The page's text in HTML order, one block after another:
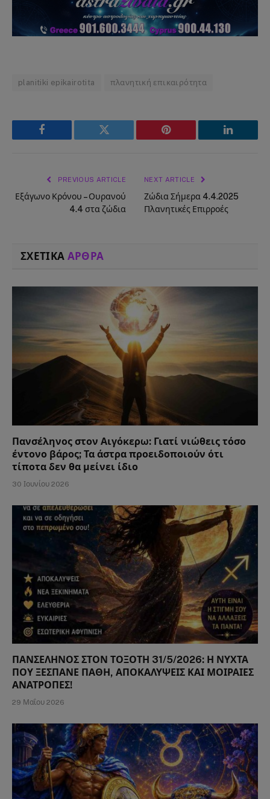
planitiki epikairotita πλανητική επικαιρότητα
Facebook Twitter Pinterest LinkedIn
PREVIOUS ARTICLE
Εξάγωνο Κρόνου – Ουρανού
4.4 στα ζώδια
NEXT ARTICLE
Ζώδια Σήμερα 4.4.2025
Πλανητικές Επιρροές
ΣΧΕΤΙΚΑ ΑΡΘΡΑ
Πανσέληνος στον Αιγόκερω: Γιατί νιώθεις τόσο
έντονο βάρος; Τα άστρα προειδοποιούν ότι
τίποτα δεν θα μείνει ίδιο
30 Ιουνίου 2026
ΠΑΝΣΕΛΗΝΟΣ ΣΤΟΝ ΤΟΞΟΤΗ 31/5/2026: Η ΝΥΧΤΑ
ΠΟΥ ΞΕΣΠΑΝΕ ΠΑΘΗ, ΑΠΟΚΑΛΥΨΕΙΣ ΚΑΙ ΜΟΙΡΑΙΕΣ
ΑΝΑΤΡΟΠΕΣ!
29 Μαΐου 2026